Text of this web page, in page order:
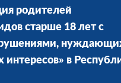
родителей
старше 18 лет с
интересов» в